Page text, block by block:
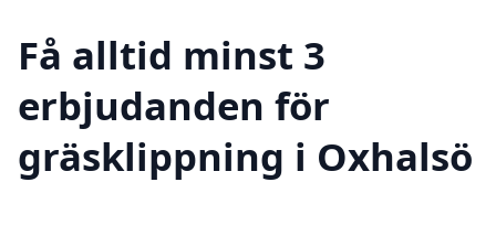
Få alltid minst 3
erbjudanden för
gräsklippning i Oxhalsö